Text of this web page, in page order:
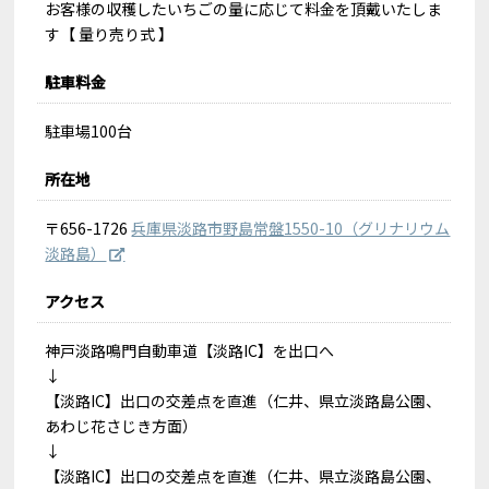
お客様の収穫したいちごの量に応じて料金を頂戴いたしま
す【 量り売り式 】
駐車料金
駐車場100台
所在地
〒656-1726兵庫県淡路市野島常盤1550-10（グリナリウム
淡路島）
アクセス
神戸淡路鳴門自動車道​【淡路IC】を出口へ
↓
【淡路IC】出口の交差点を直進（仁井、県立淡路島公園、
あわじ花さじき方面）
↓
【淡路IC】出口の交差点を直進（仁井、県立淡路島公園、